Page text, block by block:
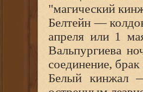
"магический
Белтейн —
апреля или 1
Вальпургиева
соединение,
Белый кинжал